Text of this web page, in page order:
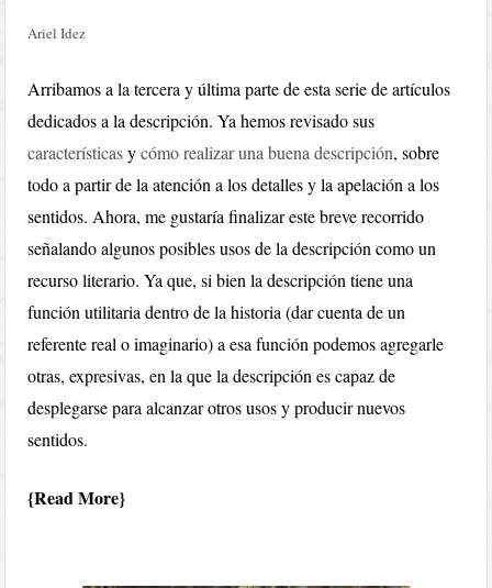
Ariel Idez
Arribamos a la tercera y última parte de esta serie de artículos
dedicados a la descripción. Ya hemos revisado sus
característicasycómo realizar una buena descripción, sobre
todo a partir de la atención a los detalles y la apelación a los
sentidos. Ahora, me gustaría finalizar este breve recorrido
señalando algunos posibles usos de la descripción como un
recurso literario. Ya que, si bien la descripción tiene una
función utilitaria dentro de la historia (dar cuenta de un
referente real o imaginario) a esa función podemos agregarle
otras, expresivas, en la que la descripción es capaz de
desplegarse para alcanzar otros usos y producir nuevos
sentidos.
Read More